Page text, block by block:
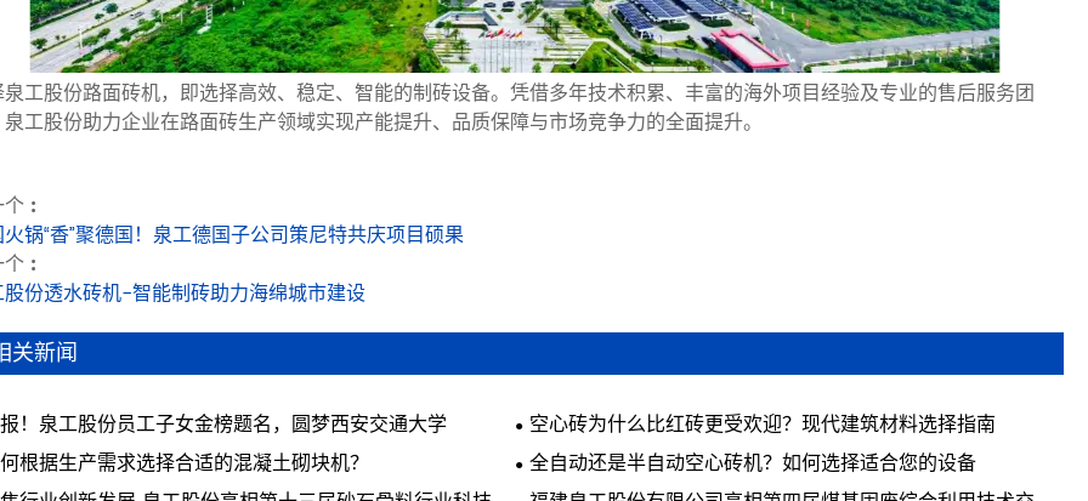
工股份路面砖机，即选择高效、稳定、智能的制砖设备。凭借多年技术积累、丰富的海外项目经验及专业的售后服务团
工股份助力企业在路面砖生产领域实现产能提升、品质保障与市场竞争力的全面提升。
:
锅“香”聚德国！泉工德国子公司策尼特共庆项目硕果
:
份透水砖机-智能制砖助力海绵城市建设
关新闻
！泉工股份员工子女金榜题名，圆梦西安交通大学
空心砖为什么比红砖更受欢迎？现代建筑材料选择指南
根据生产需求选择合适的混凝土砌块机？
全自动还是半自动空心砖机？如何选择适合您的设备